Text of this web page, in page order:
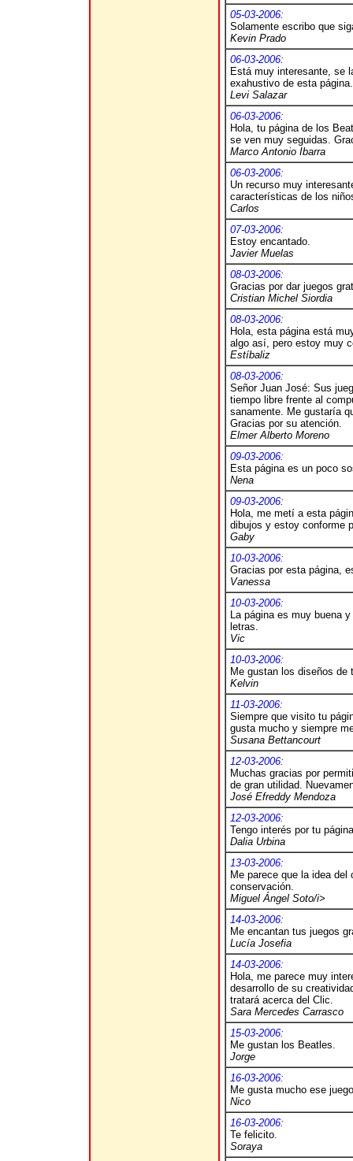
05-03-2006:
Solamente escribo que
Kevin Prado
06-03-2006:
Está muy interesante, se
exahustivo de esta página.
Levi Salazar
06-03-2006:
Hola, tu página de los
se ven muy seguidas.
Marco Antonio Ibarra
06-03-2006:
Un recurso muy
características de los
Carlos
07-03-2006:
Estoy encantado.
Javier Muelas
08-03-2006:
Gracias por dar juegos
Cristian Michel Siordia
08-03-2006:
Hola, esta página está
algo así, pero estoy muy
Estíbaliz
08-03-2006:
Señor Juan José: Sus
tiempo libre frente al
sanamente. Me gustaría
Gracias por su atención.
Elmer Alberto Moreno
09-03-2006:
Esta página es un poco
Nena
09-03-2006:
Hola, me metí a esta
dibujos y estoy conforme
Gaby
10-03-2006:
Gracias por esta página,
Vanessa
10-03-2006:
La página es muy buena
letras.
Vic
10-03-2006:
Me gustan los diseños de
Kelvin
11-03-2006:
Siempre que visito tu
gusta mucho y siempre
Susana Bettancourt
12-03-2006:
Muchas gracias por
de gran utilidad.
José Efreddy Mendoza
12-03-2006:
Tengo interés por tu
Dalia Urbina
13-03-2006:
Me parece que la idea
conservación.
Miguel Ángel Soto/i>
14-03-2006:
Me encantan tus juegos
Lucía Josefia
14-03-2006:
Hola, me parece muy
desarrollo de su
tratará acerca del Clic.
Sara Mercedes Carrasco
15-03-2006:
Me gustan los Beatles.
Jorge
16-03-2006:
Me gusta mucho ese
Nico
16-03-2006:
Te felicito.
Soraya